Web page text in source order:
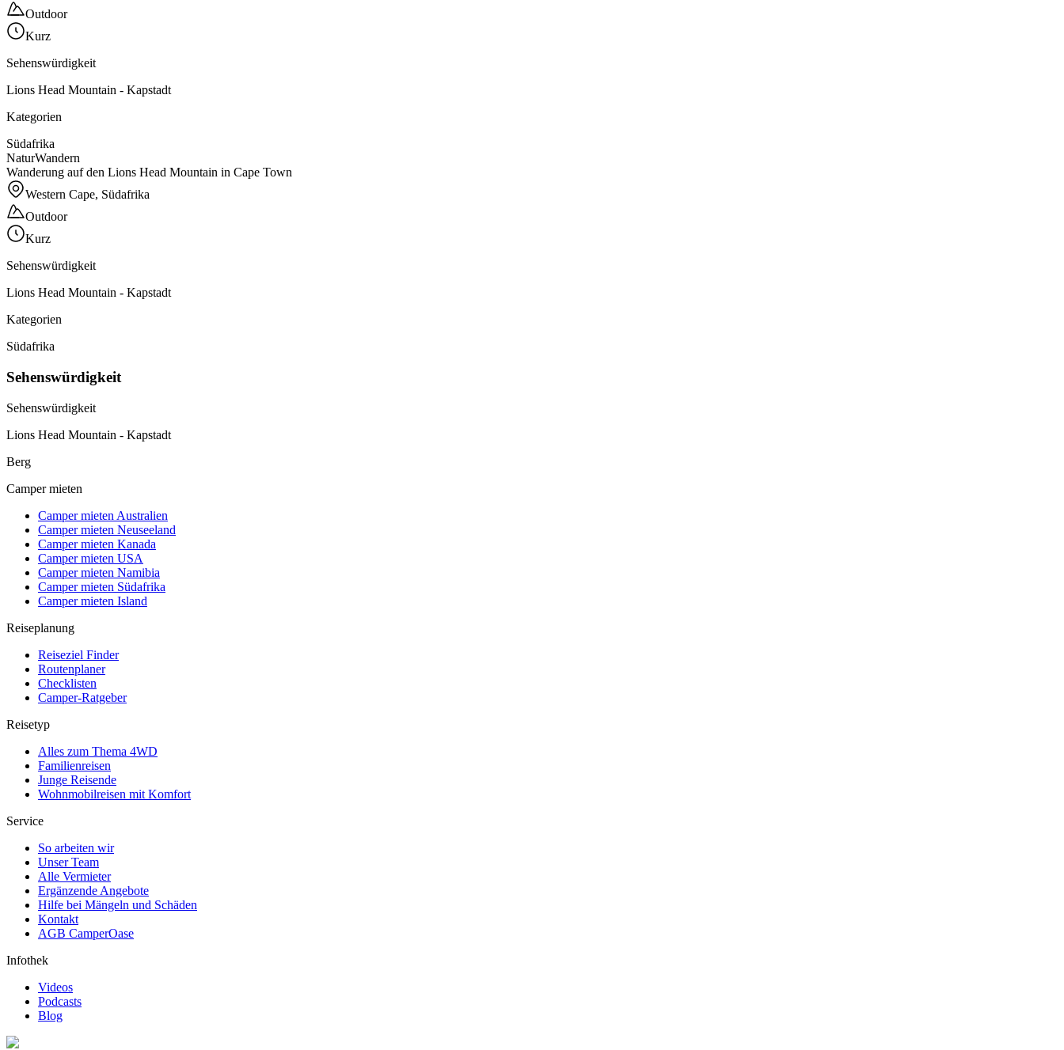
Outdoor
Kurz
Sehenswürdigkeit
Lions Head Mountain - Kapstadt
Kategorien
Südafrika
NaturWandern
Wanderung auf den Lions Head Mountain in Cape Town
Western Cape, Südafrika
Outdoor
Kurz
Sehenswürdigkeit
Lions Head Mountain - Kapstadt
Kategorien
Südafrika
Sehenswürdigkeit
Sehenswürdigkeit
Lions Head Mountain - Kapstadt
Berg
Camper mieten
Camper mieten Australien
Camper mieten Neuseeland
Camper mieten Kanada
Camper mieten USA
Camper mieten Namibia
Camper mieten Südafrika
Camper mieten Island
Reiseplanung
Reiseziel Finder
Routenplaner
Checklisten
Camper-Ratgeber
Reisetyp
Alles zum Thema 4WD
Familienreisen
Junge Reisende
Wohnmobilreisen mit Komfort
Service
So arbeiten wir
Unser Team
Alle Vermieter
Ergänzende Angebote
Hilfe bei Mängeln und Schäden
Kontakt
AGB CamperOase
Infothek
Videos
Podcasts
Blog